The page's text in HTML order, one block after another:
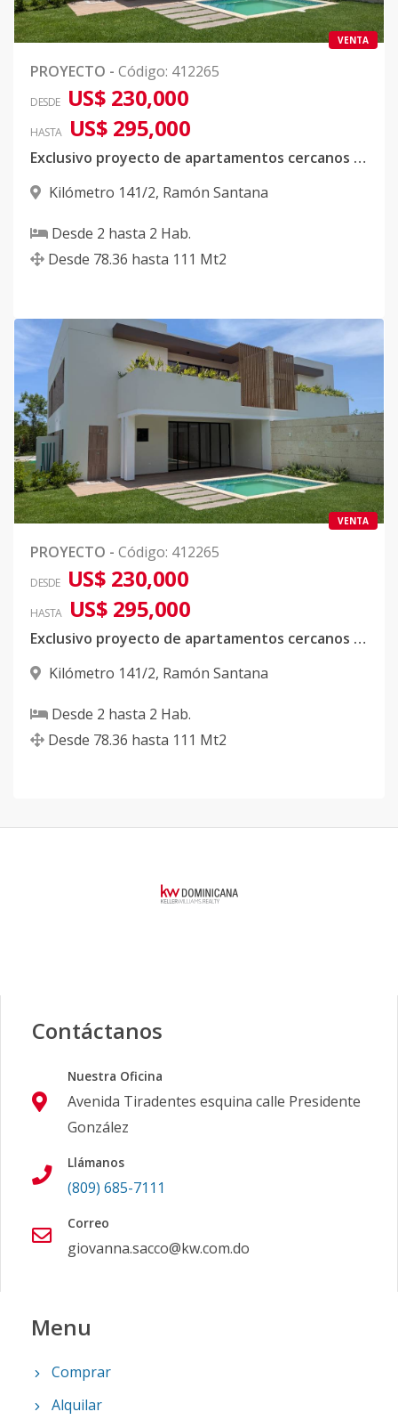
VENTA
PROYECTO - Código: 412265
DESDE US$ 230,000
HASTA US$ 295,000
Exclusivo proyecto de apartamentos cercanos a playa nueva romana
Kilómetro 141/2, Ramón Santana
Desde 2 hasta 2 Hab.
Desde 78.36 hasta 111 Mt2
VENTA
PROYECTO - Código: 412265
DESDE US$ 230,000
HASTA US$ 295,000
Exclusivo proyecto de apartamentos cercanos a playa nueva romana
Kilómetro 141/2, Ramón Santana
Desde 2 hasta 2 Hab.
Desde 78.36 hasta 111 Mt2
Contáctanos
Nuestra Oficina
Avenida Tiradentes esquina calle Presidente
González
Llámanos
(809) 685-7111
Correo
giovanna.sacco@kw.com.do
Menu
Comprar
Alquilar